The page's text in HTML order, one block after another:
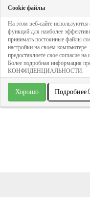
97 руб
» В избранное
Cookie файлы
На этом веб-сайте
функций для наиболее
принимать постоянные файлы
настройки на своем
предоставляете свое согласие
Более подробная информация
КОНФИДЕНЦИАЛЬНОСТИ.
Хорошо Подробнее